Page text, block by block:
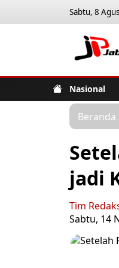
Sabtu, 8
Nasional
Beranda
jadi
Tim
Sabtu, 14